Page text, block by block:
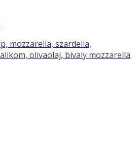
mozzarella, szardella,
olivaolaj, bivaly mozzarella